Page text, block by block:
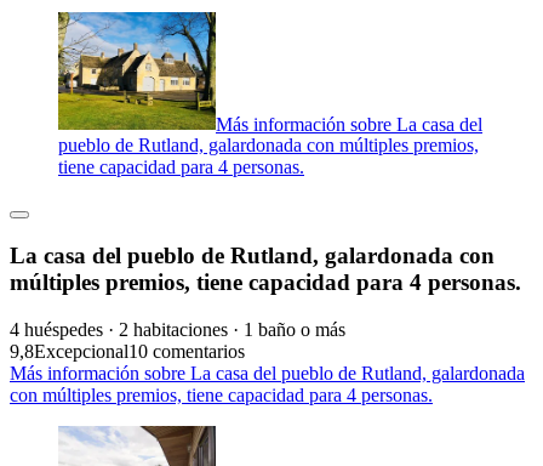
Más información sobre La casa del
pueblo de Rutland, galardonada con múltiples premios,
tiene capacidad para 4 personas.
La casa del pueblo de Rutland, galardonada con
múltiples premios, tiene capacidad para 4 personas.
4 huéspedes · 2 habitaciones · 1 baño o más
9,8Excepcional10 comentarios
Más información sobre La casa del pueblo de Rutland, galardonada
con múltiples premios, tiene capacidad para 4 personas.